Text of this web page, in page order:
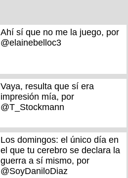
Ahí sí que no me la juego, por
@elainebelloc3
Vaya, resulta que sí era
impresión mía, por
@T_Stockmann
Los domingos: el único día en
el que tu cerebro se declara la
guerra a sí mismo, por
@SoyDaniloDiaz